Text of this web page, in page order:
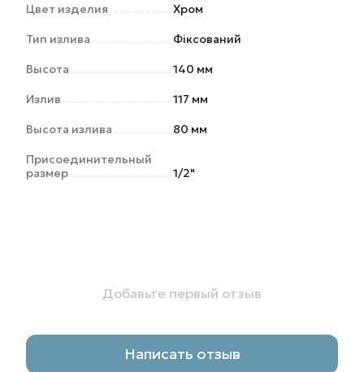
Цвет изделия Хром
Тип излива Фіксований
Высота 140 мм
Излив 117 мм
Высота излива 80 мм
Присоединительный
размер
1/2"
Добавьте первый отзыв
Написать отзыв